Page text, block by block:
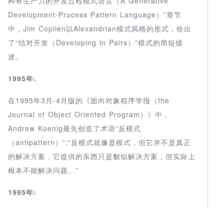
Development-Process Pattern Language）”章节
中，Jim Coplien以Alexandrian模式风格的形式，给出
了“结对开发（Developing in Pairs）”模式的简短描
述。
1995年:
在1995年3月-4月版的《面向对象程序学报（the
Journal of Object Oriented Program）》中，
Andrew Koenig最先创造了术语“反模式
（antipattern）”:“反模式就像是模式，但它并不是真正
的解决方案，它提供的东西只是貌似解决方案，但实际上
根本不能解决问题。”
1995年: